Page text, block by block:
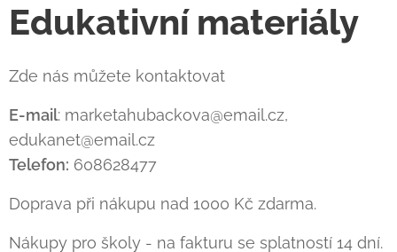
Edukativní materiály
Zde nás můžete kontaktovat
E-mail: marketahubackova@email.cz,
edukanet@email.cz
Telefon: 608628477
Doprava při nákupu nad 1000 Kč zdarma.
Nákupy pro školy - na fakturu se splatností 14 dní.